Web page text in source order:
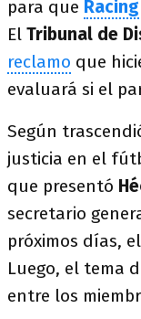
para que Racing
El Tribunal de
reclamo que
evaluará si el
Según
justicia en el
que presentó
secretario
próximos días,
Luego, el tema
entre los